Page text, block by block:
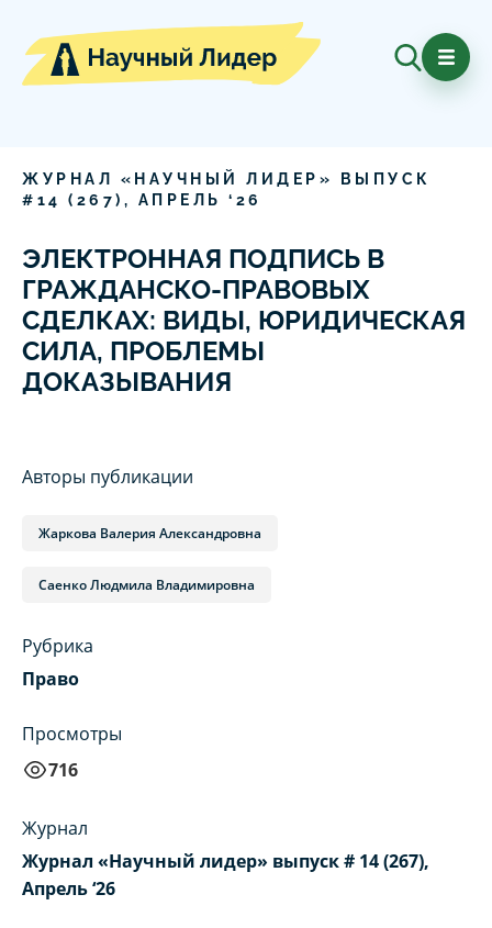
ЖУРНАЛ «НАУЧНЫЙ ЛИДЕР» ВЫПУСК
# 14 ( 267), АПРЕЛЬ ‘ 26
ЭЛЕКТРОННАЯ ПОДПИСЬ В
ГРАЖДАНСКО‑ПРАВОВЫХ
СДЕЛКАХ: ВИДЫ, ЮРИДИЧЕСКАЯ
СИЛА, ПРОБЛЕМЫ
ДОКАЗЫВАНИЯ
Авторы публикации
Жаркова Валерия Александровна
Саенко Людмила Владимировна
Рубрика
Право
Просмотры
716
Журнал
Журнал «Научный лидер» выпуск # 14 (267),
Апрель ‘26